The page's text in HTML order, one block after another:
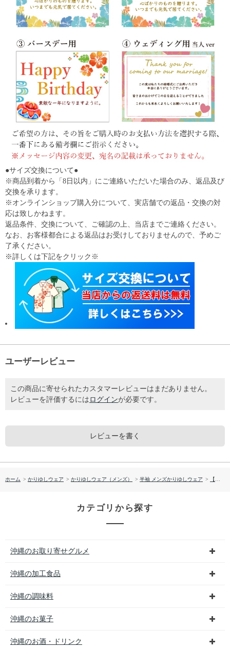
●サイズ交換について●
※商品到着から「8日以内」にご連絡いただいた場合のみ、返品及び
交換を承ります。
※オンラインショップ購入分について、実店舗での返品・交換の対
応は致しかねます。
返品条件、交換について、ご確認の上、当店までご連絡ください。
なお、お客様都合による返品はお受けしておりませんので、予めご
了承ください。
※詳しくは下記をクリック※
ユーザーレビュー
この商品に寄せられたカスタマーレビューはまだありません。
レビューを評価するには ログインが必要です。
レビューを書く
ホーム > かりゆしウェア > かりゆしウェア（メンズ） > 半袖 メンズかりゆしウェア > 【送料無料】 衿はみ出しライン柄かりゆしウェア P-SAT1806
カテゴリから探す
沖縄のお取り寄せグルメ
沖縄の加工食品
沖縄の調味料
沖縄のお菓子
沖縄のお酒・ドリンク